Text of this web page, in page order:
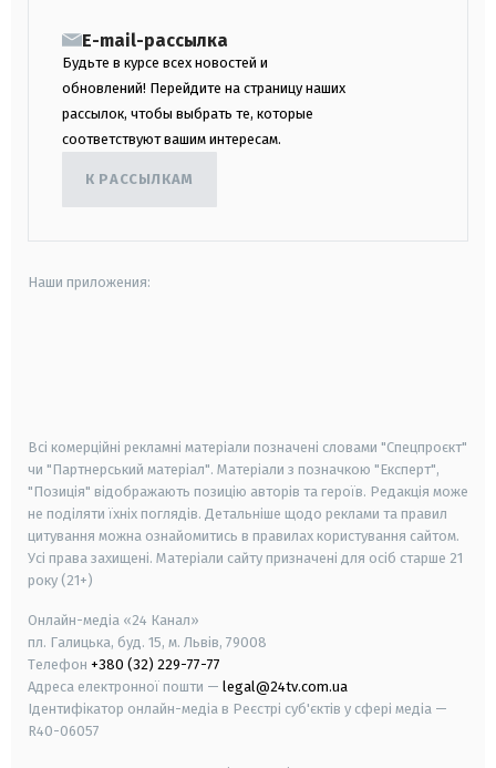
E-mail-рассылка
Будьте в курсе всех новостей и
обновлений! Перейдите на страницу наших
рассылок, чтобы выбрать те, которые
соответствуют вашим интересам.
К РАССЫЛКАМ
Наши приложения:
Всі комерційні рекламні матеріали позначені словами "Спецпроєкт"
чи "Партнерський матеріал". Матеріали з позначкою "Експерт",
"Позиція" відображають позицію авторів та героїв. Редакція може
не поділяти їхніх поглядів. Детальніше щодо реклами та правил
цитування можна ознайомитись в правилах користування сайтом.
Усі права захищені. Матеріали сайту призначені для осіб старше 21
року (21+)
Онлайн-медіа «24 Канал»
пл. Галицька, буд. 15, м. Львів, 79008
Телефон +380 (32) 229-77-77
Адреса електронної пошти — legal@24tv.com.ua
Ідентифікатор онлайн-медіа в Реєстрі суб'єктів у сфері медіа —
R40-06057